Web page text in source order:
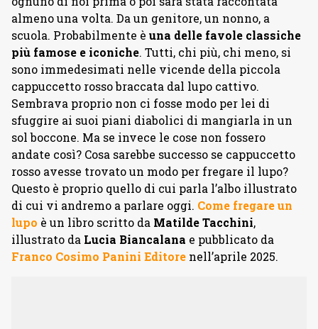
almeno una volta. Da un genitore, un nonno, a
scuola. Probabilmente è una delle favole classiche
più famose e iconiche. Tutti, chi più, chi meno, si
sono immedesimati nelle vicende della piccola
cappuccetto rosso braccata dal lupo cattivo.
Sembrava proprio non ci fosse modo per lei di
sfuggire ai suoi piani diabolici di mangiarla in un
sol boccone. Ma se invece le cose non fossero
andate così? Cosa sarebbe successo se cappuccetto
rosso avesse trovato un modo per fregare il lupo?
Questo è proprio quello di cui parla l’albo illustrato
di cui vi andremo a parlare oggi. Come fregare un
lupo è un libro scritto da Matilde Tacchini,
illustrato da Lucia Biancalana e pubblicato da
Franco Cosimo Panini Editore nell’aprile 2025.